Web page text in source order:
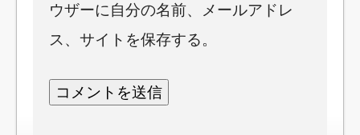
ウザーに自分の名前、メールアドレ
ス、サイトを保存する。